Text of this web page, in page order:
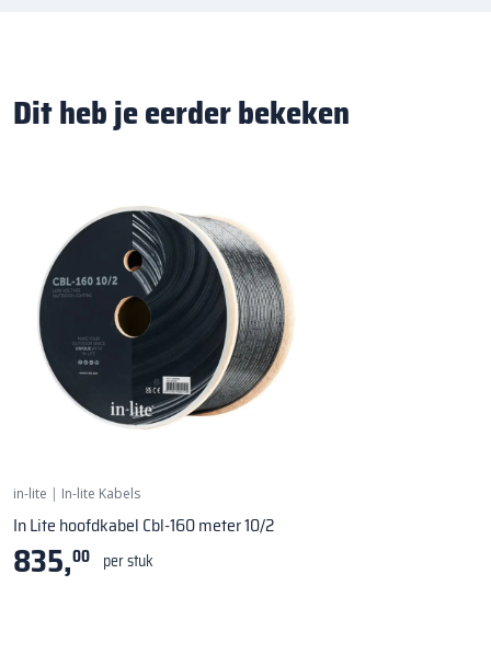
Dit heb je eerder bekeken
in-lite | In-lite Kabels
In Lite hoofdkabel Cbl-160 meter 10/2
835,00 per stuk